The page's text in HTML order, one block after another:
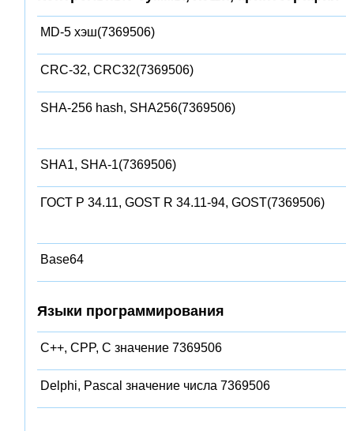
MD-5 хэш(7369506)
CRC-32, CRC32(7369506)
SHA-256 hash, SHA256(7369506)
SHA1, SHA-1(7369506)
ГОСТ Р 34.11, GOST R 34.11-94, GOST(7369506)
Base64
Языки программирования
C++, CPP, C значение 7369506
Delphi, Pascal значение числа 7369506